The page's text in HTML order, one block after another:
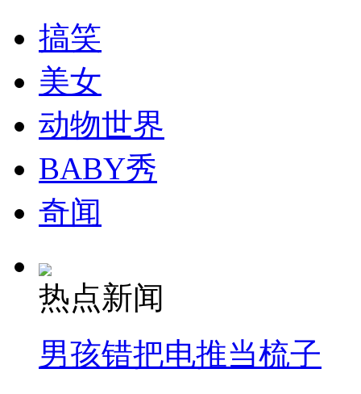
走！跟着总书记去植树
消防员救轻生者
纽约上演“枕头大战”
搞笑
美女
动物世界
BABY秀
奇闻
热点新闻
男孩错把电推当梳子